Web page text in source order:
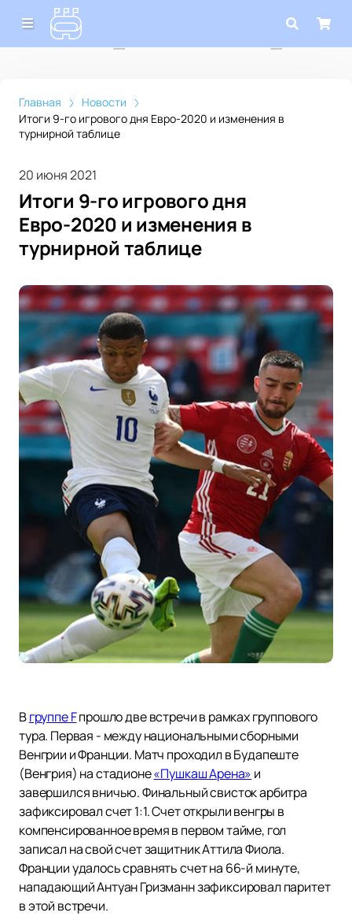
Главная
Новости
Итоги 9-го игрового дня Евро-2020 и изменения в
турнирной таблице
20 июня 2021
Итоги 9-го игрового дня
Евро-2020 и изменения в
турнирной таблице
Вгруппе Fпрошло две встречи в рамках группового
тура. Первая - между национальными сборными
Венгрии и Франции. Матч проходил в Будапеште
(Венгрия) на стадионе«Пушкаш Арена» и
завершился вничью. Финальный свисток арбитра
зафиксировал счет 1:1. Счет открыли венгры в
компенсированное время в первом тайме, гол
записал на свой счет защитник Аттила Фиола.
Франции удалось сравнять счет на 66-й минуте,
нападающий Антуан Гризманн зафиксировал паритет
в этой встречи.